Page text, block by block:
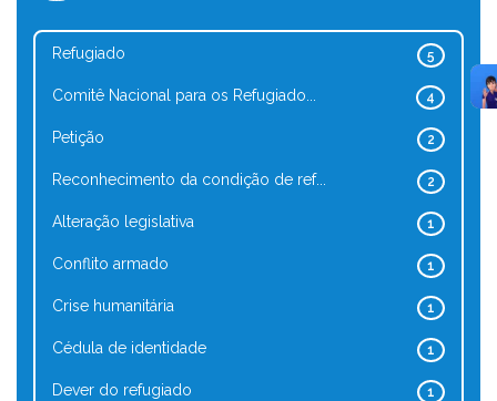
5
Refugiado
4
Comitê Nacional para os Refugiado...
2
Petição
2
Reconhecimento da condição de ref...
1
Alteração legislativa
1
Conflito armado
1
Crise humanitária
1
Cédula de identidade
1
Dever do refugiado